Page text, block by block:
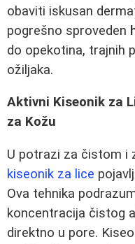
obaviti iskusan
pogrešno sproveden
do opekotina, trajnih
ožiljaka.
Aktivni Kiseonik za
za Kožu
U potrazi za čistom i
kiseonik za lice
Ova tehnika
koncentracija čistog
direktno u pore.